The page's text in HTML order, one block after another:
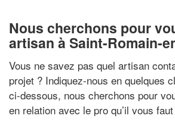
Nous cherchons pour
artisan à Saint-Romain-
Vous ne savez pas quel artisan
projet ? Indiquez-nous en quelques
ci-dessous, nous cherchons pour
en relation avec le pro qu’il vous